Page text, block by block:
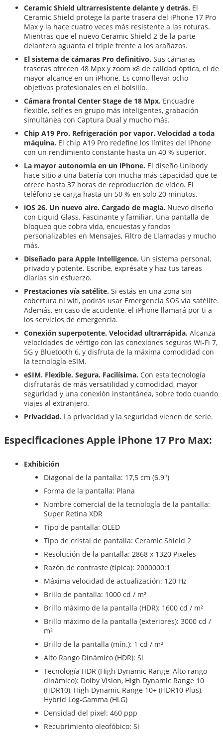
Ceramic Shield ultrarresistente delante y detrás. El
Ceramic Shield protege la parte trasera del iPhone 17 Pro
Max y la hace cuatro veces más resistente a las roturas.
Mientras que el nuevo Ceramic Shield 2 de la parte
delantera aguanta el triple frente a los arañazos.
El sistema de cámaras Pro definitivo. Sus cámaras
traseras ofrecen 48 Mpx y zoom x8 de calidad óptica, el de
mayor alcance en un iPhone. Es como llevar ocho
objetivos profesionales en el bolsillo.
Cámara frontal Center Stage de 18 Mpx. Encuadre
flexible, selfies en grupo más inteligentes, grabación
simultánea con Captura Dual y mucho más.
Chip A19 Pro. Refrigeración por vapor. Velocidad a toda
máquina. El chip A19 Pro redefine los límites del iPhone
con un rendimiento constante hasta un 40 % superior.
La mayor autonomía en un iPhone. El diseño Unibody
hace sitio a una batería con mucha más capacidad que te
ofrece hasta 37 horas de reproducción de vídeo. El
teléfono se carga hasta un 50 % en solo 20 minutos.
iOS 26. Un nuevo aire. Cargado de magia. Nuevo diseño
con Liquid Glass. Fascinante y familiar. Una pantalla de
bloqueo que cobra vida, encuestas y fondos
personalizables en Mensajes, Filtro de Llamadas y mucho
más.
Diseñado para Apple Intelligence. Un sistema personal,
privado y potente. Escribe, exprésate y haz tus tareas
diarias sin esfuerzo.
Prestaciones vía satélite. Si estás en una zona sin
cobertura ni wifi, podrás usar Emergencia SOS vía satélite.
Además, en caso de accidente, el iPhone llamará por ti a
los servicios de emergencia.
Conexión superpotente. Velocidad ultrarrápida. Alcanza
velocidades de vértigo con las conexiones seguras Wi-Fi 7,
5G y Bluetooth 6, y disfruta de la máxima comodidad con
la tecnología eSIM.
eSIM. Flexible. Segura. Facilísima. Con esta tecnología
disfrutarás de más versatilidad y comodidad, mayor
seguridad y una conexión instantánea, sobre todo cuando
viajes al extranjero.
Privacidad. La privacidad y la seguridad vienen de serie.
Especificaciones Apple iPhone 17 Pro Max:
Exhibición
Diagonal de la pantalla: 17,5 cm (6.9")
Forma de la pantalla: Plana
Nombre comercial de la tecnología de la pantalla:
Super Retina XDR
Tipo de pantalla: OLED
Tipo de cristal de pantalla: Ceramic Shield 2
Resolución de la pantalla: 2868 x 1320 Pixeles
Razón de contraste (típica): 2000000:1
Máxima velocidad de actualización: 120 Hz
Brillo de pantalla: 1000 cd / m²
Brillo máximo de la pantalla (HDR): 1600 cd / m²
Brillo máximo de la pantalla (exteriores): 3000 cd /
m²
Brillo de la pantalla (mín.): 1 cd / m²
Alto Rango Dinámico (HDR): Si
Tecnología HDR (High Dynamic Range, Alto rango
dinámico): Dolby Vision, High Dynamic Range 10
(HDR10), High Dynamic Range 10+ (HDR10 Plus),
Hybrid Log-Gamma (HLG)
Densidad del pixel: 460 ppp
Recubrimiento oleofóbico: Si